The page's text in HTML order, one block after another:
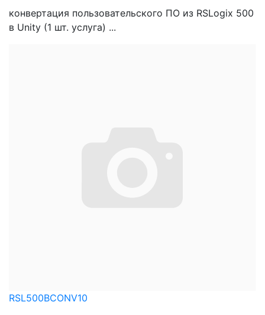
конвертация пользовательского ПО из RSLogix 500
в Unity (1 шт. услуга) ...
RSL500BCONV10